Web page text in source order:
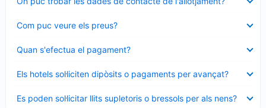
tancat
Com puc veure els preus?
tancat
Quan s'efectua el pagament?
tancat
Els hotels sol·liciten dipòsits o pagaments per avançat?
tancat
Es poden sol·licitar llits supletoris o bressols per als nens?
tancat